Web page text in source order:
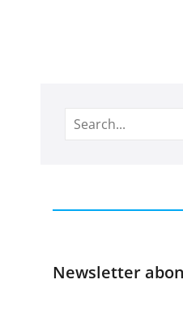
Newsletter